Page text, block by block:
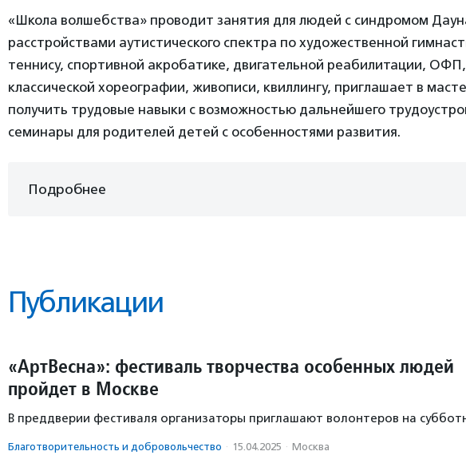
«Школа волшебства» проводит занятия для людей с синдромом
расстройствами аутистического спектра по художественной
теннису, спортивной акробатике, двигательной реабилитации,
классической хореографии, живописи, квиллингу, приглашает в
получить трудовые навыки с возможностью дальнейшего
семинары для родителей детей с особенностями развития.
Подробнее
Публикации
«АртВесна»: фестиваль творчества особенных людей
пройдет в Москве
В преддверии фестиваля организаторы приглашают волонтеров на
Благотвори­тель­ность и доброволь­чест­во · 15.04.2025 · Москва